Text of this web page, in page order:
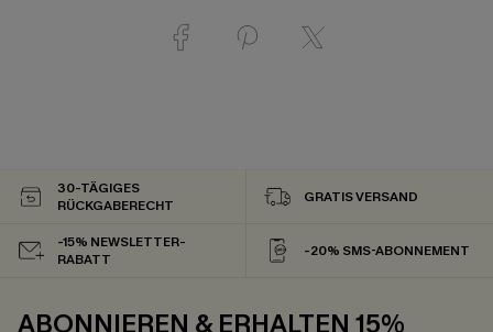
30-TÄGIGES
RÜCKGABERECHT
GRATIS VERSAND
-15% NEWSLETTER-
RABATT
-20% SMS-ABONNEMENT
ABONNIEREN & ERHALTEN 15%